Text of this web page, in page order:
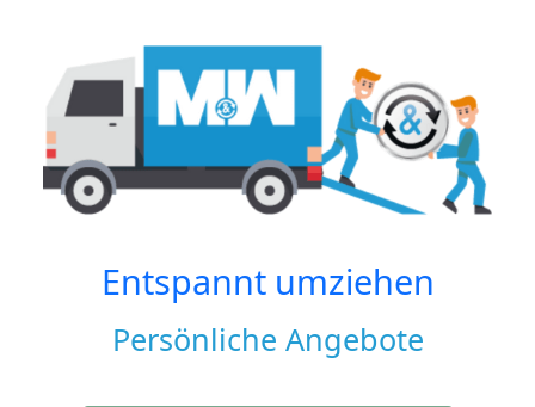
Entspannt umziehen
Persönliche Angebote